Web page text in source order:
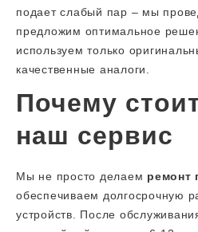
подает слабый пар – мы
предложим оптимальное
используем только
качественные аналоги.
Почему
наш сервис
Мы не просто делаем ремонт
обеспечиваем долгосрочную
устройств. После